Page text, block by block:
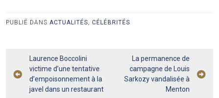
PUBLIÉ DANS ACTUALITÉS, CÉLÉBRITÉS
Navigation
de
l’article
Laurence Boccolini
victime d’une tentative
d’empoisonnement à la
javel dans un restaurant
La permanence de
campagne de Louis
Sarkozy vandalisée à
Menton